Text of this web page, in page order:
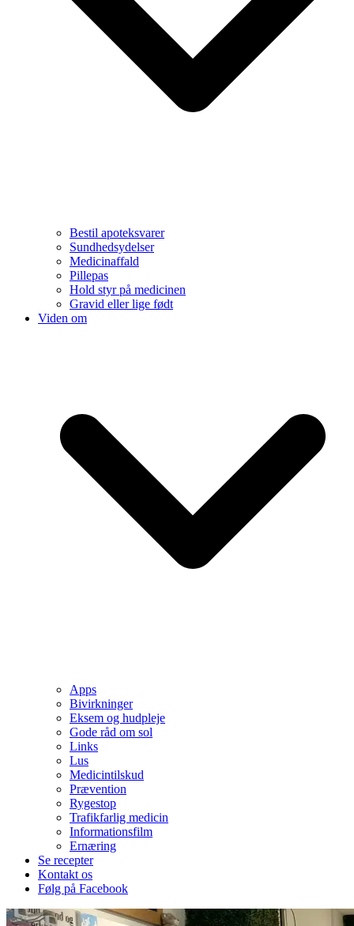
Bestil apoteksvarer
Sundhedsydelser
Medicinaffald
Pillepas
Hold styr på medicinen
Gravid eller lige født
Viden om
Apps
Bivirkninger
Eksem og hudpleje
Gode råd om sol
Links
Lus
Medicintilskud
Prævention
Rygestop
Trafikfarlig medicin
Informationsfilm
Ernæring
Se recepter
Kontakt os
Følg på Facebook